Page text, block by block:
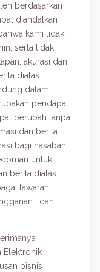
berdasarkan
diandalkan
kami tidak
serta tidak
akurasi dan
diatas.
dalam
pendapat
berubah tanpa
dan berita
bagi nasabah
untuk
berita diatas
tawaran
, dan
Elektronik
bisnis